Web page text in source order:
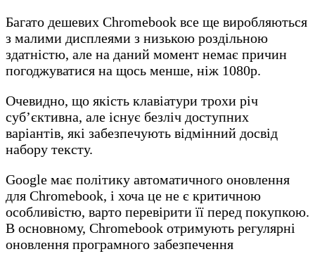
Багато дешевих Chromebook все ще виробляються
з малими дисплеями з низькою роздільною
здатністю, але на даний момент немає причин
погоджуватися на щось менше, ніж 1080p.
Очевидно, що якість клавіатури трохи річ
суб’єктивна, але існує безліч доступних
варіантів, які забезпечують відмінний досвід
набору тексту.
Google має політику автоматичного оновлення
для Chromebook, і хоча це не є критичною
особливістю, варто перевірити її перед покупкою.
В основному, Chromebook отримують регулярні
оновлення програмного забезпечення